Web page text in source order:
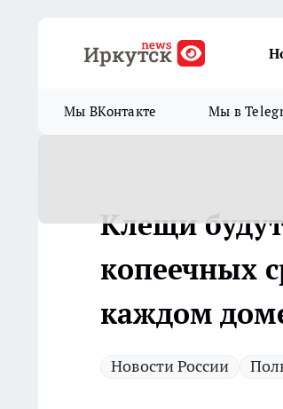
Мы ВКонтакте Мы в
Клещи
копеечных
каждом
Новости России